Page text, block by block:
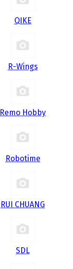
QIKE
R-Wings
Remo Hobby
Robotime
RUI CHUANG
SDL